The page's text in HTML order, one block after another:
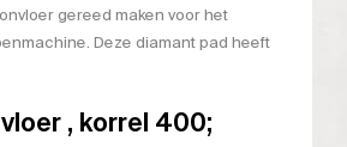
gereed maken voor het
Deze diamant pad heeft
, korrel 400;